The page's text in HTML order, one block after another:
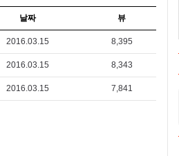
날짜 뷰
2016.03.15 8,395
2016.03.15 8,343
2016.03.15 7,841